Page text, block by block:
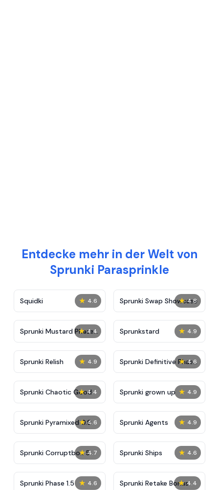
Entdecke mehr in der Welt von
Sprunki Parasprinkle
★ 4.6
Squidki ★ 4.8
Sprunki Swap Showcase
★ 4.4
Sprunki Mustard Phase
2
★ 4.9
Sprunkstard
★ 4.9
Sprunki Relish ★ 4.6
Sprunki Definitive Phase
7
★ 4.4
Sprunki Chaotic Good ★ 4.9
Sprunki grown up
★ 4.6
Sprunki Pyramixed 0.9 ★ 4.9
Sprunki Agents
★ 4.7
Sprunki Corruptbox 5 ★ 4.6
Sprunki Ships
★ 4.6
Sprunki Phase 1.5 ★ 4.4
Sprunki Retake Bonus